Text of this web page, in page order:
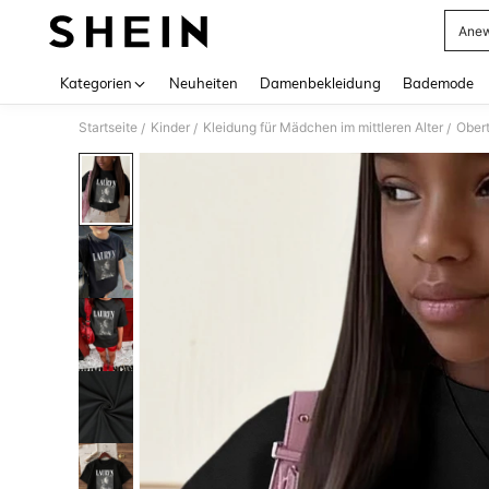
Kategorien Neuheiten Damenbekleidung Bademode
Startseite / Kinder / Kleidung für Mädchen im mittleren Alter /